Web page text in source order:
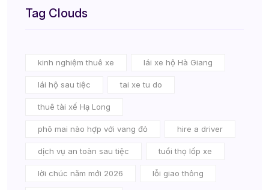
Tag Clouds
kinh nghiệm thuê xe lái xe hộ Hà Giang
lái hộ sau tiệc tai xe tu do
thuê tài xế Hạ Long
phô mai nào hợp với vang đỏ hire a driver
dịch vụ an toàn sau tiệc tuổi thọ lốp xe
lời chúc năm mới 2026 lỗi giao thông